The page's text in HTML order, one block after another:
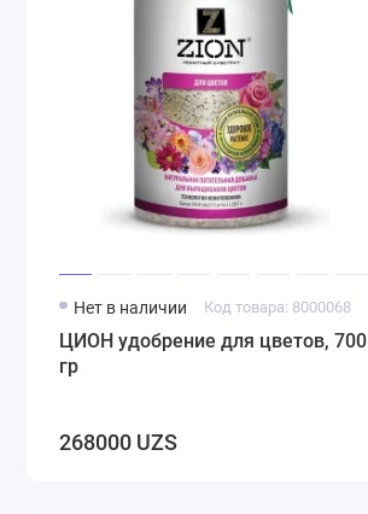
Нет в наличии Код товара: 8000068
ЦИОН удобрение для цветов, 700
гр
268000 UZS